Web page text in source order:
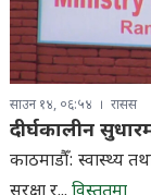
साउन १४, ०६:५४ रासस
दीर्घकालीन
काठमाडौँ: स्वास्थ्य